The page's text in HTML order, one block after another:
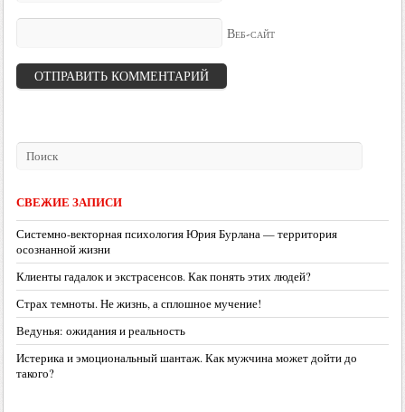
Веб-сайт
СВЕЖИЕ ЗАПИСИ
Системно-векторная психология Юрия Бурлана — территория
осознанной жизни
Клиенты гадалок и экстрасенсов. Как понять этих людей?
Страх темноты. Не жизнь, а сплошное мучение!
Ведунья: ожидания и реальность
Истерика и эмоциональный шантаж. Как мужчина может дойти до
такого?